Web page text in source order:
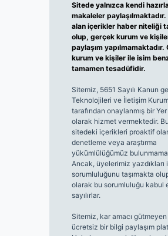
Sitede yalnızca kendi
makaleler
alan içerikler haber niteliği
olup, gerçek kurum ve
paylaşım yapılmamaktadır.
kurum ve kişiler ile isim
tamamen tesadüfidir.
Sitemiz, 5651 Sayılı Kanun
Teknolojileri ve İletişim
tarafından onaylanmış bir Yer
olarak hizmet vermektedir.
sitedeki içerikleri proaktif
denetleme veya araştırma
yükümlülüğümüz
Ancak, üyelerimiz yazdıkları
sorumluluğunu taşımakta
olarak bu sorumluluğu kabul
sayılırlar.
Sitemiz, kar amacı
ücretsiz bir bilgi paylaşım